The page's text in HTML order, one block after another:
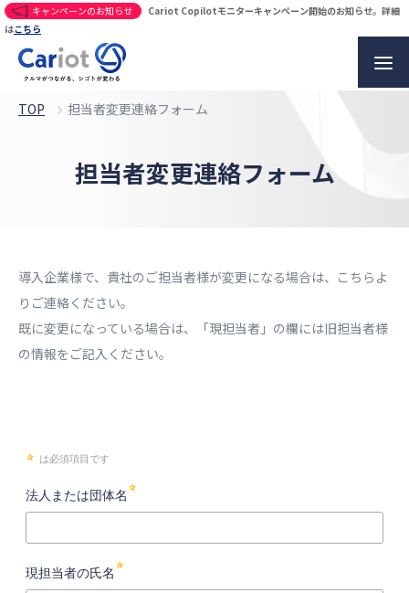
キャンペーンのお知らせ
Cariot Copilotモニターキャンペーン開始のお知らせ。詳細
はこちら
TOP 担当者変更連絡フォーム​
担当者変更連絡フォーム​
導入企業様で、貴社のご担当者様が変更になる場合は、こちらよ
りご連絡ください。​
既に変更になっている場合は、「現担当者」の欄には旧担当者様
の情報をご記入ください。​